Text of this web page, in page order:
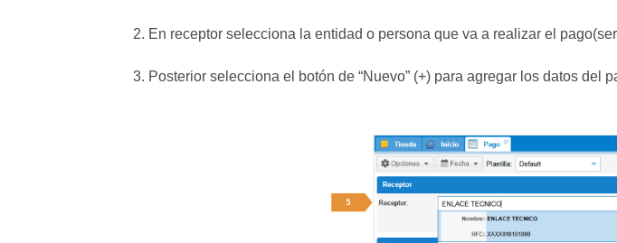
2. En receptor selecciona la entidad o persona que va a realizar el
3. Posterior selecciona el botón de “Nuevo” (+) para agregar los datos del